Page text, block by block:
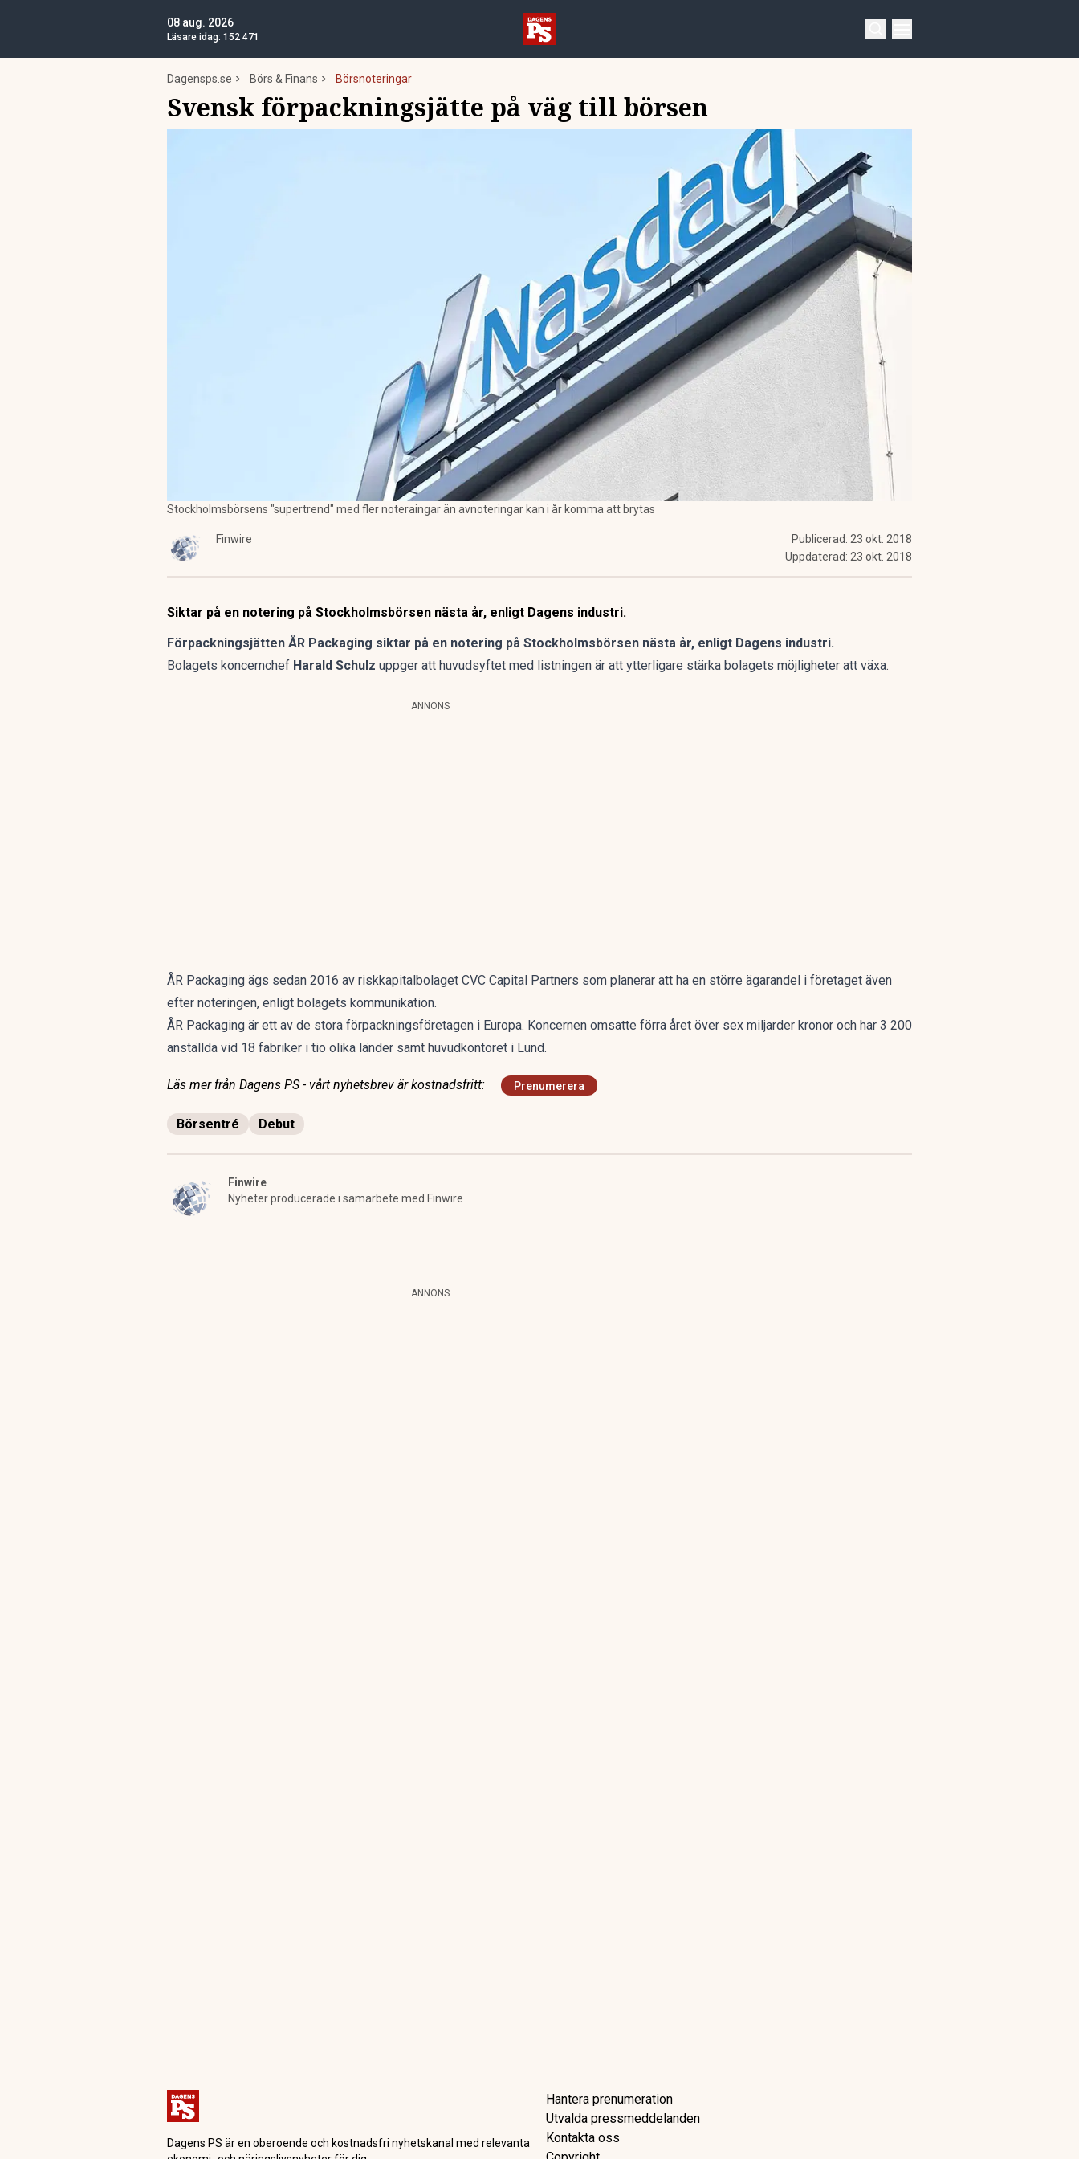
08 aug. 2026
Läsare idag: 152 471
Dagensps.se Börs & Finans Börsnoteringar
Svensk förpackningsjätte på väg till börsen
Stockholmsbörsens "supertrend" med fler noteraingar än avnoteringar kan i år komma att brytas
Finwire Publicerad: 23 okt. 2018
Uppdaterad: 23 okt. 2018
Siktar på en notering på Stockholmsbörsen nästa år, enligt Dagens industri.
Förpackningsjätten ÅR Packaging siktar på en notering på Stockholmsbörsen nästa år, enligt Dagens industri.
Bolagets koncernchef Harald Schulz uppger att huvudsyftet med listningen är att ytterligare stärka bolagets möjligheter att växa.
ANNONS
ÅR Packaging ägs sedan 2016 av riskkapitalbolaget CVC Capital Partners som planerar att ha en större ägarandel i företaget även
efter noteringen, enligt bolagets kommunikation.
ÅR Packaging är ett av de stora förpackningsföretagen i Europa. Koncernen omsatte förra året över sex miljarder kronor och har 3 200
anställda vid 18 fabriker i tio olika länder samt huvudkontoret i Lund.
Läs mer från Dagens PS - vårt nyhetsbrev är kostnadsfritt: Prenumerera
Börsentré Debut
Finwire
Nyheter producerade i samarbete med Finwire
ANNONS
Dagensps.se
IPO-febern lockar – men historien talar emot småspararna